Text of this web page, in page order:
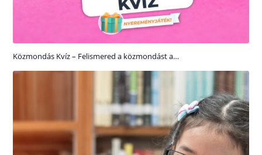
Közmondás Kvíz – Felismered a közmondást a…